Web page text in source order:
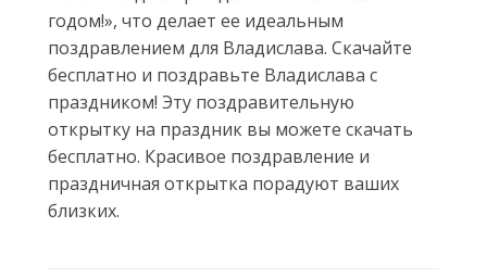
годом!», что делает ее идеальным
поздравлением для Владислава. Скачайте
бесплатно и поздравьте Владислава с
праздником! Эту поздравительную
открытку на праздник вы можете скачать
бесплатно. Красивое поздравление и
праздничная открытка порадуют ваших
близких.